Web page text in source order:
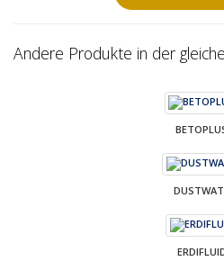
Andere Produkte in der